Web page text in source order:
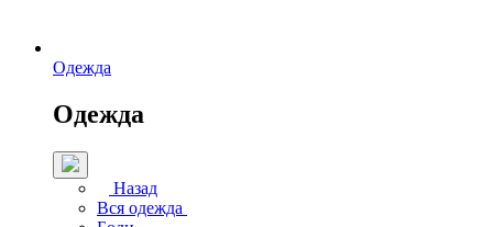
Одежда
Одежда
Назад
Вся одежда